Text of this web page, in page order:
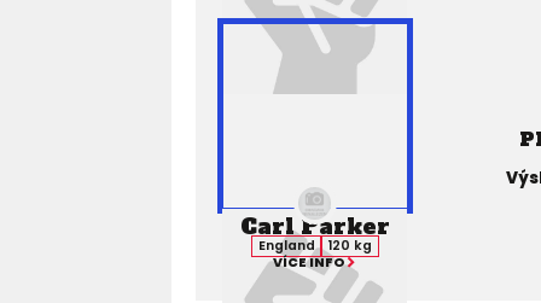
Carl Parker
England
120 kg
VÍCE INFO